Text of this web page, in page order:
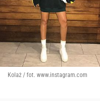
Kolaż / fot. www.instagram.com